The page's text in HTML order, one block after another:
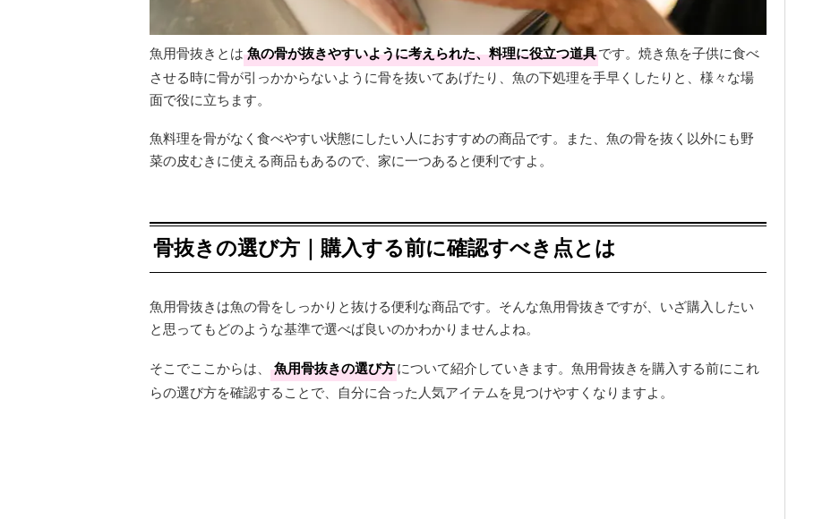
魚用骨抜きとは 魚の骨が抜きやすいように考えられた、料理に役立つ道具です。焼き魚を子供に食べ
させる時に骨が引っかからないように骨を抜いてあげたり、魚の下処理を手早くしたりと、様々な場
面で役に立ちます。
魚料理を骨がなく食べやすい状態にしたい人におすすめの商品です。また、魚の骨を抜く以外にも野
菜の皮むきに使える商品もあるので、家に一つあると便利ですよ。
骨抜きの選び方｜購入する前に確認すべき点とは
魚用骨抜きは魚の骨をしっかりと抜ける便利な商品です。そんな魚用骨抜きですが、いざ購入したい
と思ってもどのような基準で選べば良いのかわかりませんよね。
そこでここからは、 魚用骨抜きの選び方について紹介していきます。魚用骨抜きを購入する前にこれ
らの選び方を確認することで、自分に合った人気アイテムを見つけやすくなりますよ。